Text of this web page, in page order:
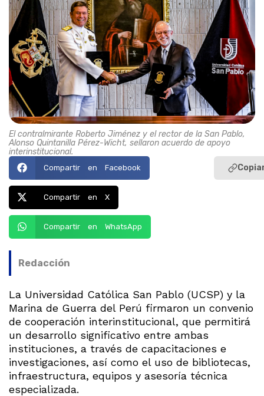
El contralmirante Roberto Jiménez y el rector de la San Pablo,
Alonso Quintanilla Pérez-Wicht, sellaron acuerdo de apoyo
interinstitucional.
Compartir en Facebook
Compartir en X
Compartir en WhatsApp
Redacción
La Universidad Católica San Pablo (UCSP) y la
Marina de Guerra del Perú firmaron un convenio
de cooperación interinstitucional, que permitirá
un desarrollo significativo entre ambas
instituciones, a través de capacitaciones e
investigaciones, así como el uso de bibliotecas,
infraestructura, equipos y asesoría técnica
especializada.